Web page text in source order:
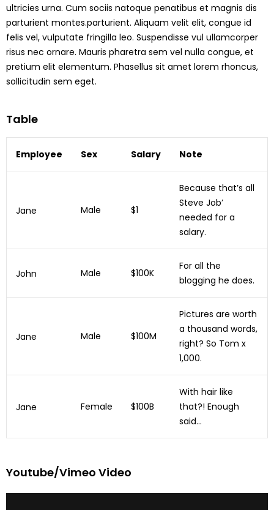
ultricies urna. Cum sociis natoque penatibus et magnis dis
parturient montes.parturient. Aliquam velit elit, congue id
felis vel, vulputate fringilla leo. Suspendisse vul ullamcorper
risus nec ornare. Mauris pharetra sem vel nulla congue, et
pretium elit elementum. Phasellus sit amet lorem rhoncus,
sollicitudin sem eget.
Table
Employee Sex Salary Note
Jane Male $1
Because that’s all
Steve Job’
needed for a
salary.
John Male $100K
For all the
blogging he does.
Jane Male $100M
Pictures are worth
a thousand words,
right? So Tom x
1,000.
Jane Female $100B
With hair like
that?! Enough
said…
Youtube/Vimeo Video